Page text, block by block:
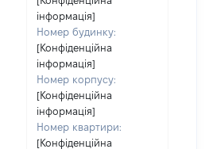
інформація]
Номер будинку:
[Конфіденційна
інформація]
Номер корпусу:
[Конфіденційна
інформація]
Номер квартири:
[Конфіденційна